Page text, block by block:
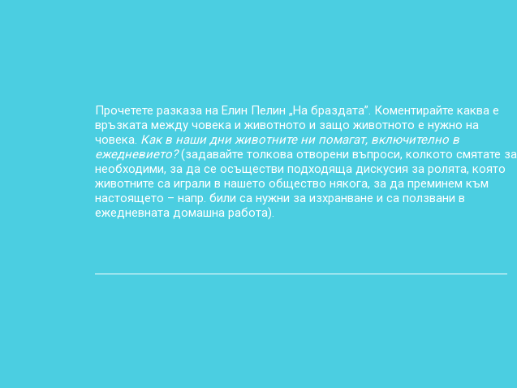
Прочетете разказа на Елин Пелин „На браздата”. Коментирайте каква е
връзката между човека и животното и защо животното е нужно на
човека. Как в наши дни животните ни помагат, включително в
ежедневието?(задавайте толкова отворени въпроси, колкото смятате за
необходими, за да се осъществи подходяща дискусия за ролята, която
животните са играли в нашето общество някога, за да преминем към
настоящето – напр. били са нужни за изхранване и са ползвани в
ежедневната домашна работа).